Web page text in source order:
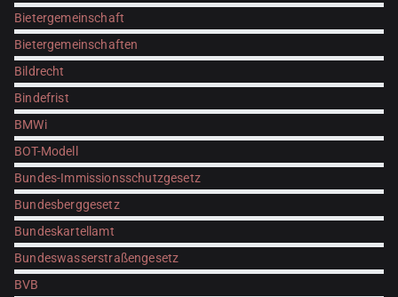
Bietergemeinschaft
Bietergemeinschaften
Bildrecht
Bindefrist
BMWi
BOT-Modell
Bundes-Immissionsschutzgesetz
Bundesberggesetz
Bundeskartellamt
Bundeswasserstraßengesetz
BVB